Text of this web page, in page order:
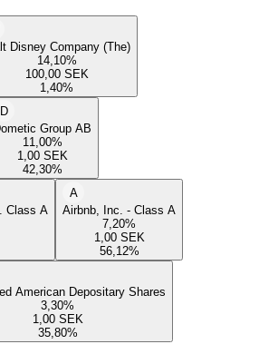
Disney Company (The)
14,10%
100,00 SEK
1,40%
D
Group AB
11,00%
1,00 SEK
42,30%
Class A
A
Airbnb, Inc. - Class A
7,20%
1,00 SEK
56,12%
American Depositary Shares
3,30%
1,00 SEK
35,80%